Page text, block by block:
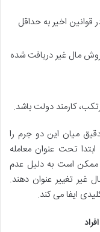
قوانین اخیر به حداقل
مال غیر دریافت شده
کارمند دولت باشد.
میان این دو جرم را
تحت عنوان معامله
ممکن است به دلیل عدم
فروش مال غیر تغییر عنوان دهند.
ایفا می کند.